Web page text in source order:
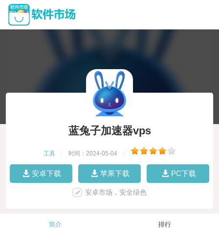
蓝兔子加速器vps
工具 时间：2024-05-04
安卓下载 苹果下载 PC下载
安卓市场，安全绿色
简介 排行